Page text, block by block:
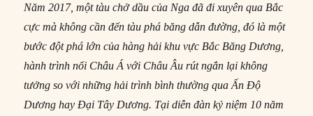
Năm 2017, một tàu chở dầu của Nga đã đi xuyên qua Bắc
cực mà không cần đến tàu phá băng dẫn đường, đó là một
bước đột phá lớn của hàng hải khu vực Bắc Băng Dương,
hành trình nối Châu Á với Châu Âu rút ngắn lại không
tưởng so với những hải trình bình thường qua Ấn Độ
Dương hay Đại Tây Dương. Tại diễn đàn kỷ niệm 10 năm